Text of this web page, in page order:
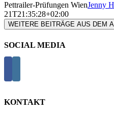
Pettrailer-Prüfungen WienJenny
21T21:35:28+02:00
WEITERE BEITRÄGE AUS DEM
SOCIAL MEDIA
KONTAKT